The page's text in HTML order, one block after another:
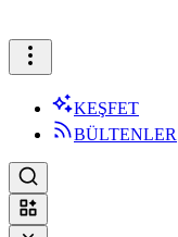
KEŞFET
BÜLTENLER